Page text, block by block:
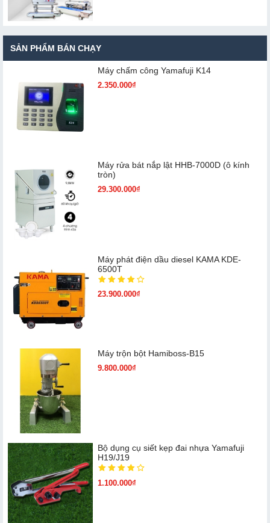
SẢN PHẨM BÁN CHẠY
Máy chấm cô​ng Yamafuji K14
2.350.000₫
Máy rửa bát nắp lật HHB-7000D (ô kính
tròn)
29.300.000₫
Máy phát điện dầu diesel KAMA KDE-
6500T
23.900.000₫
Máy trộn bột Hamiboss-B15
9.800.000₫
Bộ dụng cụ siết kẹp đai nhựa Yamafuji
H19/J19
1.100.000₫